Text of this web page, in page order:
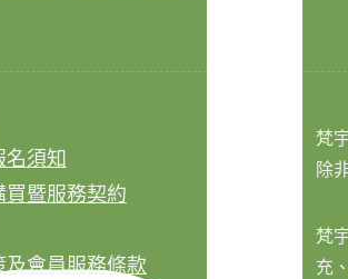
名須知
買暨服務契約
及會員服務條款
梵
除
梵
充